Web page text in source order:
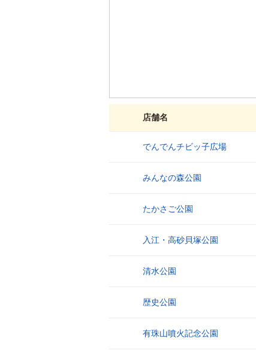
店舗名
でんでんチビッ子広場
みんなの森公園
たかさご公園
入江・高砂貝塚公園
清水公園
歴史公園
有珠山噴火記念公園